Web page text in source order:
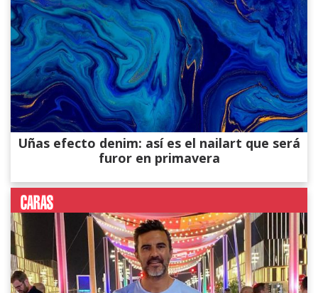
Uñas efecto denim: así es el nailart que será
furor en primavera